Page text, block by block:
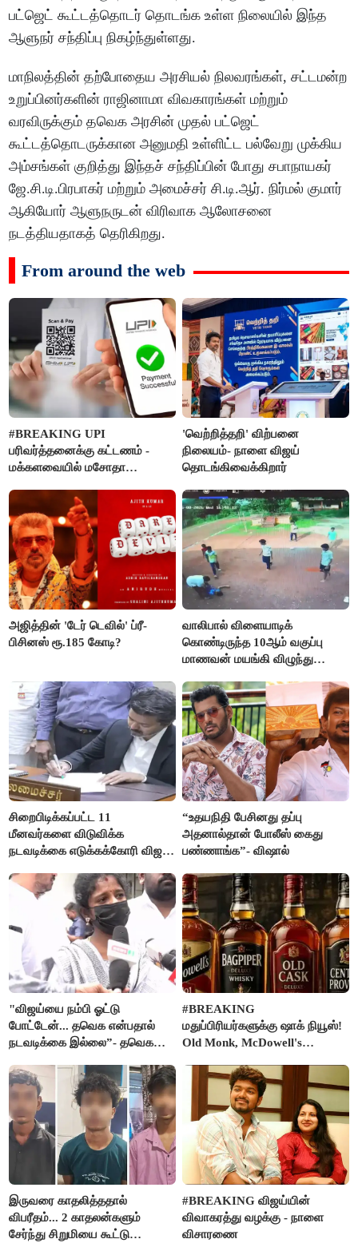
பட்ஜெட் கூட்டத்தொடர் தொடங்க உள்ள நிலையில் இந்த
ஆளுநர் சந்திப்பு நிகழ்ந்துள்ளது.
மாநிலத்தின் தற்போதைய அரசியல் நிலவரங்கள், சட்டமன்ற
உறுப்பினர்களின் ராஜினாமா விவகாரங்கள் மற்றும்
வரவிருக்கும் தவெக அரசின் முதல் பட்ஜெட்
கூட்டத்தொடருக்கான அனுமதி உள்ளிட்ட பல்வேறு முக்கிய
அம்சங்கள் குறித்து இந்தச் சந்திப்பின் போது சபாநாயகர்
ஜே.சி.டி.பிரபாகர் மற்றும் அமைச்சர் சி.டி.ஆர். நிர்மல் குமார்
ஆகியோர் ஆளுநருடன் விரிவாக ஆலோசனை
நடத்தியதாகத் தெரிகிறது.
From around the web
#BREAKING UPI
பரிவர்த்தனைக்கு கட்டணம் -
மக்களவையில் மசோதா
'வெற்றித்தறி' விற்பனை
நிலையம்- நாளை விஜய்
தொடங்கிவைக்கிறார்
அஜித்தின் 'டேர் டெவில்' ப்ரீ-
பிசினஸ் ரூ.185 கோடி?
வாலிபால் விளையாடிக்
கொண்டிருந்த 10ஆம் வகுப்பு
மாணவன் மயங்கி விழுந்து
சிறைபிடிக்கப்பட்ட 11
மீனவர்களை விடுவிக்க
நடவடிக்கை எடுக்கக்கோரி விஜய்
“உதயநிதி பேசினது தப்பு
அதனால்தான் போலீஸ் கைது
பண்ணாங்க”- விஷால்
"விஜய்யை நம்பி ஓட்டு
போட்டேன்... தவெக என்பதால்
நடவடிக்கை இல்லை”- தவெக
கதறல்
#BREAKING
மதுப்பிரியர்களுக்கு ஷாக் நியூஸ்!
Old Monk, McDowell's
FSSAI தடை
இருவரை காதலித்ததால்
விபரீதம்... 2 காதலன்களும்
சேர்ந்து சிறுமியை கூட்டு
#BREAKING விஜய்யின்
விவாகரத்து வழக்கு - நாளை
விசாரணை